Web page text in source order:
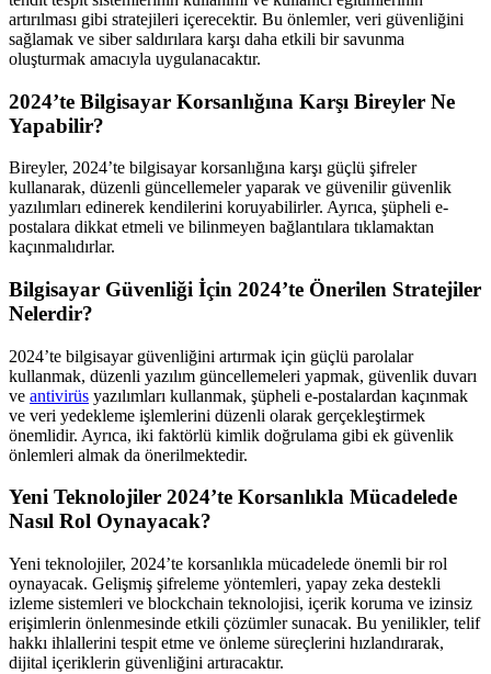
artırılması gibi stratejileri içerecektir. Bu önlemler, veri güvenliğini
sağlamak ve siber saldırılara karşı daha etkili bir savunma
oluşturmak amacıyla uygulanacaktır.
2024’te Bilgisayar Korsanlığına Karşı Bireyler Ne
Yapabilir?
Bireyler, 2024’te bilgisayar korsanlığına karşı güçlü şifreler
kullanarak, düzenli güncellemeler yaparak ve güvenilir güvenlik
yazılımları edinerek kendilerini koruyabilirler. Ayrıca, şüpheli e-
postalara dikkat etmeli ve bilinmeyen bağlantılara tıklamaktan
kaçınmalıdırlar.
Bilgisayar Güvenliği İçin 2024’te Önerilen Stratejiler
Nelerdir?
2024’te bilgisayar güvenliğini artırmak için güçlü parolalar
kullanmak, düzenli yazılım güncellemeleri yapmak, güvenlik duvarı
ve antivirüs yazılımları kullanmak, şüpheli e-postalardan kaçınmak
ve veri yedekleme işlemlerini düzenli olarak gerçekleştirmek
önemlidir. Ayrıca, iki faktörlü kimlik doğrulama gibi ek güvenlik
önlemleri almak da önerilmektedir.
Yeni Teknolojiler 2024’te Korsanlıkla Mücadelede
Nasıl Rol Oynayacak?
Yeni teknolojiler, 2024’te korsanlıkla mücadelede önemli bir rol
oynayacak. Gelişmiş şifreleme yöntemleri, yapay zeka destekli
izleme sistemleri ve blockchain teknolojisi, içerik koruma ve izinsiz
erişimlerin önlenmesinde etkili çözümler sunacak. Bu yenilikler, telif
hakkı ihlallerini tespit etme ve önleme süreçlerini hızlandırarak,
dijital içeriklerin güvenliğini artıracaktır.